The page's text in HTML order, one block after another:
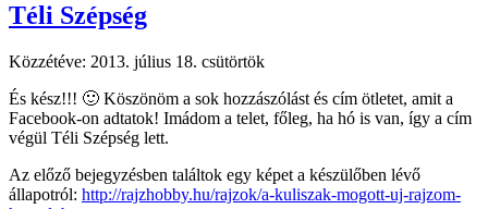
Téli Szépség
Közzétéve: 2013. július 18. csütörtök
És kész!!! 🙂 Köszönöm a sok hozzászólást és cím ötletet, amit a
Facebook-on adtatok! Imádom a telet, főleg, ha hó is van, így a cím
végül Téli Szépség lett.
Az előző bejegyzésben találtok egy képet a készülőben lévő
állapotról: http://rajzhobby.hu/rajzok/a-kuliszak-mogott-uj-rajzom-